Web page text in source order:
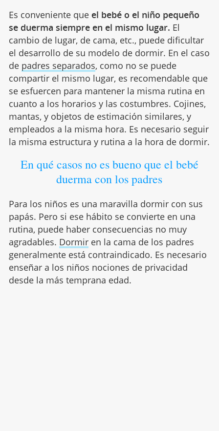
Es conveniente que el bebé o el niño pequeño
se duerma siempre en el mismo lugar. El
cambio de lugar, de cama, etc., puede dificultar
el desarrollo de su modelo de dormir. En el caso
de padres separados, como no se puede
compartir el mismo lugar, es recomendable que
se esfuercen para mantener la misma rutina en
cuanto a los horarios y las costumbres. Cojines,
mantas, y objetos de estimación similares, y
empleados a la misma hora. Es necesario seguir
la misma estructura y rutina a la hora de dormir.
En qué casos no es bueno que el bebé
duerma con los padres
Para los niños es una maravilla dormir con sus
papás. Pero si ese hábito se convierte en una
rutina, puede haber consecuencias no muy
agradables. Dormiren la cama de los padres
generalmente está contraindicado. Es necesario
enseñar a los niños nociones de privacidad
desde la más temprana edad.